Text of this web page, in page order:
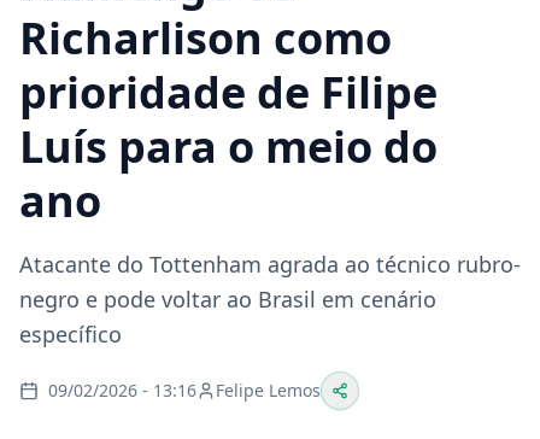
Richarlison como
prioridade de Filipe
Luís para o meio do
ano
Atacante do Tottenham agrada ao técnico rubro-
negro e pode voltar ao Brasil em cenário
específico
09/02/2026 - 13:16 Felipe Lemos